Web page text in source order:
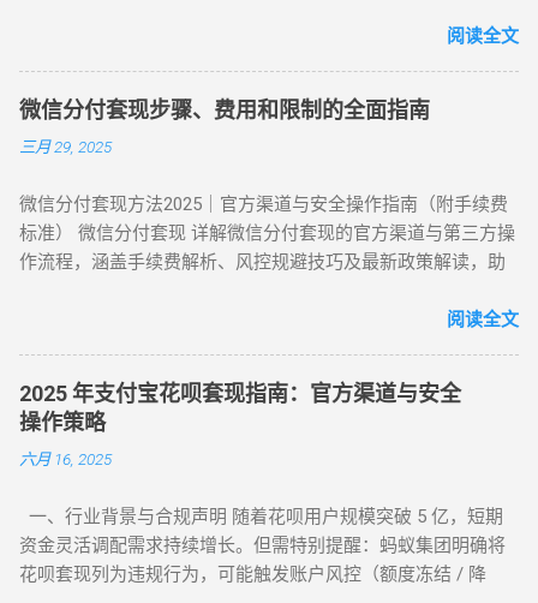
4%-8% ★★★★☆ 日常规律性套现 亲友代付 即时到账 0%
★★★☆☆ 低频次隐私需求 四、2025 年花呗风控破解策略
（实操级指南） （一）行为模拟防监测技巧 金额控制 ：单次
间间隔 ：两次操作间隔≥72 小时，模拟真实消费周期 场景多元
化 ：交替使用扫码支付、生活缴费、电商购...
道，用户可以绕过传统商家的层层抽成，实现资金的低折损回
折损 高安全性 自操作的核心在于“隐蔽性”。如果你直接扫描自
己的收款码，支付宝风控会瞬间识别为违规套现。以下是 2026
年依然有效的几种正确自操作姿势。 一、 2026 个人自操作三
物转手 天猫/京东买手机回购 约 5% T+1 / T+2 话费/流量代充
帮亲友充值并代收现金 约 2% 即时 黄金/硬通货模式 支付宝黄
金回购或实物金 视金价波动 2-3个工作日 二、 深度步骤：花呗
是 2026 年权重最高的方法。在天猫旗舰店挑选一款热门手机
（如 iPh...
阅读全文
微信分付套现步骤、费用和限制的全面指南
三月 29, 2025
微信分付套现方法2025｜官方渠道与安全操作指南（附手续费
标准） 微信分付套现 详解微信分付套现的官方渠道与第三方操
作流程，涵盖手续费解析、风控规避技巧及最新政策解读，助
年新规：微信支付强化分付风控，禁止直接套现（引用央行
（第三方支付研究院数据） 主流方式：通过虚拟商品交易（占
比68%）、线下商家合作（占比22%） 二、微信分付套现操作
指南（2025最新流程） 官方渠道：分付还款抵扣（合规但有限
制） 路径：微信→钱包→分付→还款→使用分付额度还款 限
易（主流方法） 选择支持分付的电商平台（如美团、苏宁易
购） 购买电子礼品卡/话费充值（建议≤2000元/笔） 联系回收
商变现，手续费8%-15% 线下商家合作：扫码套现（需深度信
阅读全文
2025 年支付宝花呗套现指南：官方渠道与安全
操作策略
六月 16, 2025
一、行业背景与合规声明 随着花呗用户规模突破 5 亿，短期
资金灵活调配需求持续增长。但需特别提醒：蚂蚁集团明确将
花呗套现列为违规行为，可能触发账户风控（额度冻结 / 降